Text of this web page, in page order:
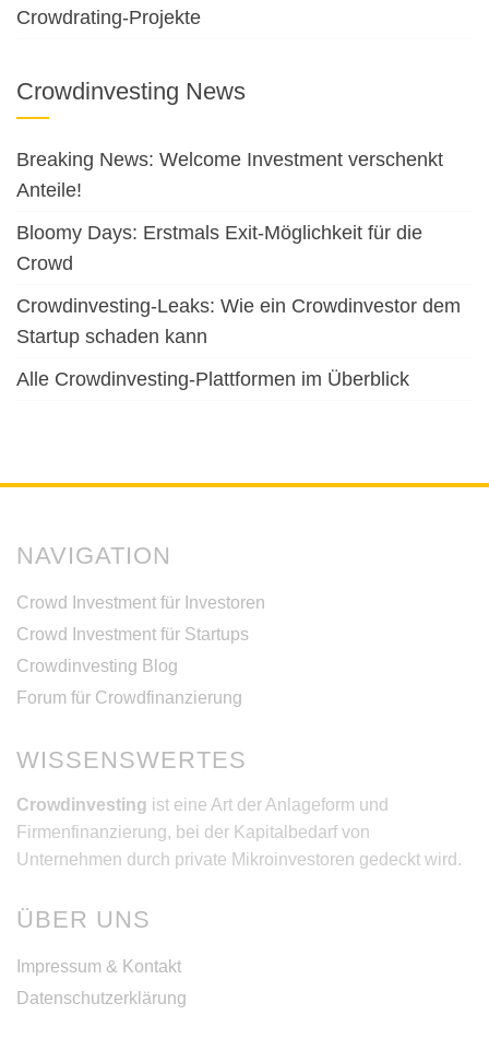
Crowdrating-Projekte
Crowdinvesting News
Breaking News: Welcome Investment verschenkt
Anteile!
Bloomy Days: Erstmals Exit-Möglichkeit für die
Crowd
Crowdinvesting-Leaks: Wie ein Crowdinvestor dem
Startup schaden kann
Alle Crowdinvesting-Plattformen im Überblick
NAVIGATION
Crowd Investment für Investoren
Crowd Investment für Startups
Crowdinvesting Blog
Forum für Crowdfinanzierung
WISSENSWERTES
Crowdinvesting ist eine Art der Anlageform und
Firmenfinanzierung, bei der Kapitalbedarf von
Unternehmen durch private Mikroinvestoren gedeckt wird.
ÜBER UNS
Impressum & Kontakt
Datenschutzerklärung